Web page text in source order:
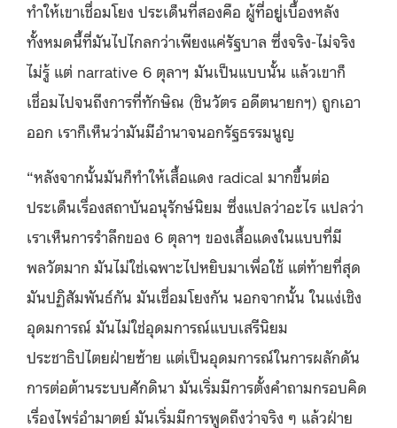
ทำให้เขาเชื่อมโยง ประเด็นที่สองคือ ผู้ที่อยู่เบื้องหลัง
ทั้งหมดนี้ที่มันไปไกลกว่าเพียงแค่รัฐบาล ซึ่งจริง-ไม่จริง
ไม่รู้ แต่ narrative 6 ตุลาฯ มันเป็นแบบนั้น แล้วเขาก็
เชื่อมไปจนถึงการที่ทักษิณ (ชินวัตร อดีตนายกฯ) ถูกเอา
ออก เราก็เห็นว่ามันมีอำนาจนอกรัฐธรรมนูญ
“หลังจากนั้นมันก็ทำให้เสื้อแดง radical มากขึ้นต่อ
ประเด็นเรื่องสถาบันอนุรักษ์นิยม ซึ่งแปลว่าอะไร แปลว่า
เราเห็นการรำลึกของ 6 ตุลาฯ ของเสื้อแดงในแบบที่มี
พลวัตมาก มันไม่ใช่เฉพาะไปหยิบมาเพื่อใช้ แต่ท้ายที่สุด
มันปฏิสัมพันธ์กัน มันเชื่อมโยงกัน นอกจากนั้น ในแง่เชิง
อุดมการณ์ มันไม่ใช่อุดมการณ์แบบเสรีนิยม
ประชาธิปไตยฝ่ายซ้าย แต่เป็นอุดมการณ์ในการผลักดัน
การต่อต้านระบบศักดินา มันเริ่มมีการตั้งคำถามกรอบคิด
เรื่องไพร่อำมาตย์ มันเริ่มมีการพูดถึงว่าจริง ๆ แล้วฝ่าย